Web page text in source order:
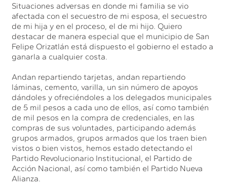
Situaciones adversas en donde mi familia se vio
afectada con el secuestro de mi esposa, el secuestro
de mi hija y en el proceso, el de mi hijo. Quiero
destacar de manera especial que el municipio de San
Felipe Orizatlán está dispuesto el gobierno el estado a
ganarla a cualquier costa.
Andan repartiendo tarjetas, andan repartiendo
láminas, cemento, varilla, un sin número de apoyos
dándoles y ofreciéndoles a los delegados municipales
de 5 mil pesos a cada uno de ellos, así como también
de mil pesos en la compra de credenciales, en las
compras de sus voluntades, participando además
grupos armados, grupos armados que los traen bien
vistos o bien vistos, hemos estado detectando el
Partido Revolucionario Institucional, el Partido de
Acción Nacional, así como también el Partido Nueva
Alianza.